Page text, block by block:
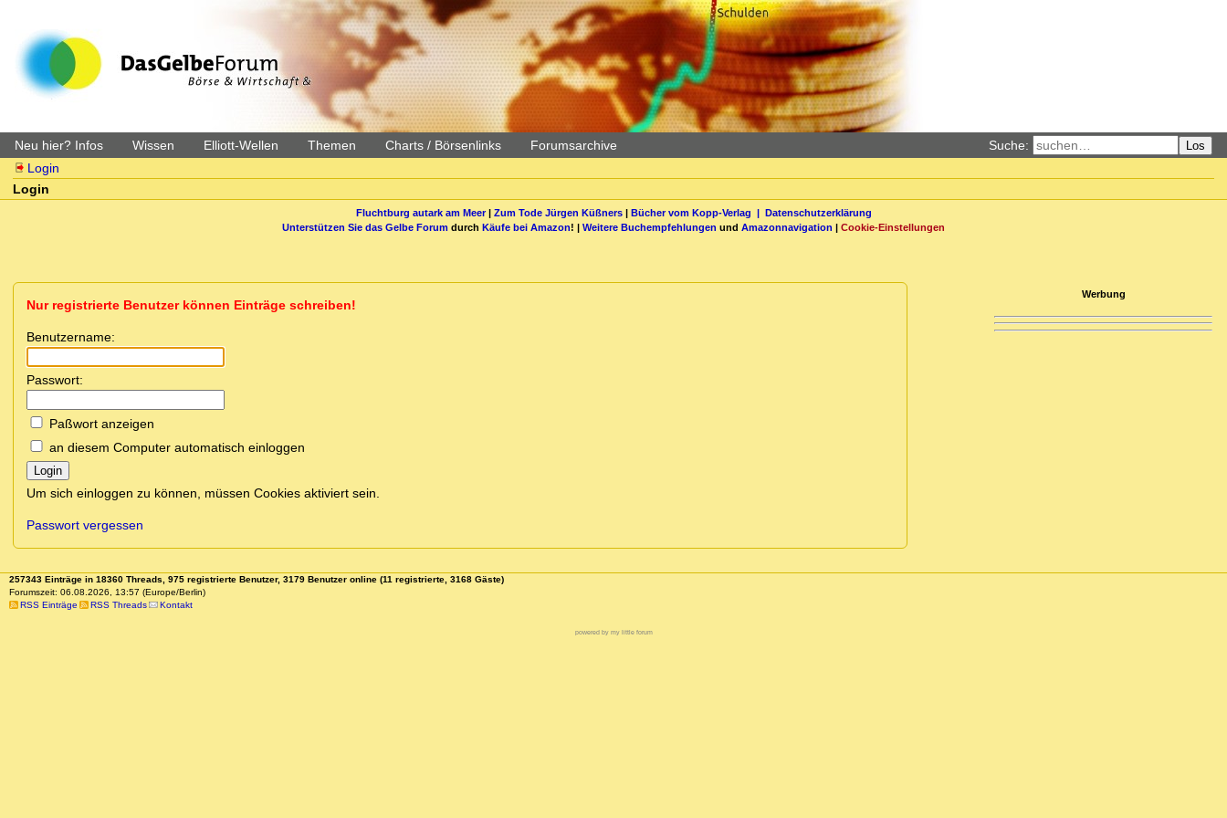
Neu hier? Infos Wissen Elliott-Wellen Themen Charts / Börsenlinks Forumsarchive Suche: Los
Login
Login
Fluchtburg autark am Meer| Zum Tode Jürgen Küßners| Bücher vom Kopp-Verlag | Datenschutzerklärung
Unterstützen Sie das Gelbe Forum durch Käufe bei Amazon! | Weitere Buchempfehlungen und Amazonnavigation | Cookie-Einstellungen
Nur registrierte Benutzer können Einträge schreiben!
Benutzername:
Passwort:
Paßwort anzeigen
an diesem Computer automatisch einloggen
Login
Um sich einloggen zu können, müssen Cookies aktiviert sein.
Passwort vergessen
Werbung
257343 Einträge in 18360 Threads, 975 registrierte Benutzer, 3179 Benutzer online (11 registrierte, 3168 Gäste)
Forumszeit: 06.08.2026, 13:57 (Europe/Berlin)
RSS Einträge
RSS Threads Kontakt
powered by my little forum